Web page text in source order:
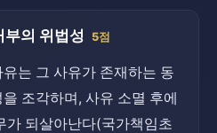
의 위법성 5점
는 그 사유가 존재하는 동
조각하며, 사유 소멸 후에
가 되살아난다(국가책임초